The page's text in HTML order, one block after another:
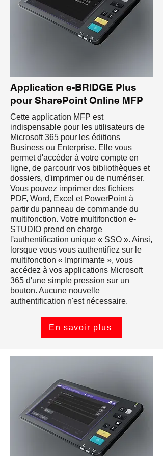
Application e-BRIDGE Plus
pour SharePoint Online MFP
Cette application MFP est
indispensable pour les utilisateurs de
Microsoft 365 pour les éditions
Business ou Enterprise. Elle vous
permet d'accéder à votre compte en
ligne, de parcourir vos bibliothèques et
dossiers, d'imprimer ou de numériser.
Vous pouvez imprimer des fichiers
PDF, Word, Excel et PowerPoint à
partir du panneau de commande du
multifonction. Votre multifonction e-
STUDIO prend en charge
l'authentification unique « SSO ». Ainsi,
lorsque vous vous authentifiez sur le
multifonction « Imprimante », vous
accédez à vos applications Microsoft
365 d'une simple pression sur un
bouton. Aucune nouvelle
authentification n'est nécessaire.
En savoir plus